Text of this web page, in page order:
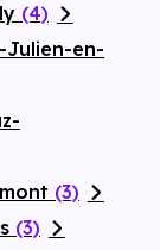
(4)
Julien-en-
(3)
(3)